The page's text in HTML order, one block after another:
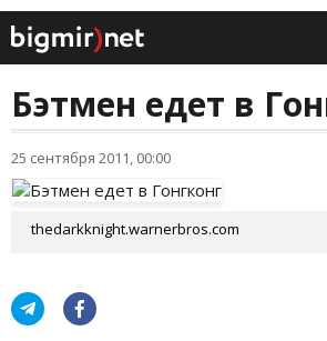
Бэтмен едет в
25 сентября 2011, 00:00
thedarkknight.warnerbros.com